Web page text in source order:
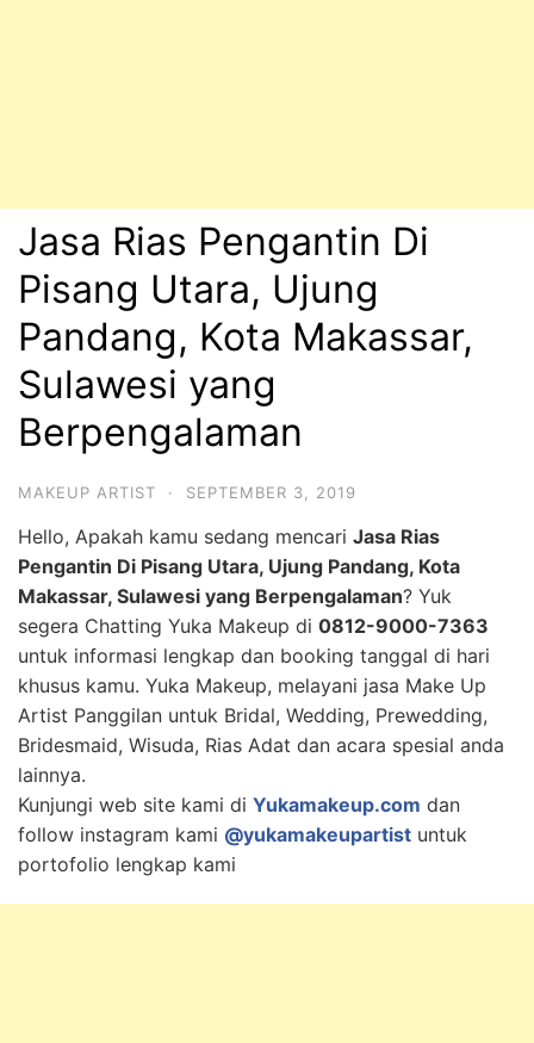
Jasa Rias Pengantin Di
Pisang Utara, Ujung
Pandang, Kota Makassar,
Sulawesi yang
Berpengalaman
MAKEUP ARTIST · SEPTEMBER 3, 2019
Hello, Apakah kamu sedang mencari Jasa Rias
Pengantin Di Pisang Utara, Ujung Pandang, Kota
Makassar, Sulawesi yang Berpengalaman? Yuk
segera Chatting Yuka Makeup di 0812-9000-7363
untuk informasi lengkap dan booking tanggal di hari
khusus kamu. Yuka Makeup, melayani jasa Make Up
Artist Panggilan untuk Bridal, Wedding, Prewedding,
Bridesmaid, Wisuda, Rias Adat dan acara spesial anda
lainnya.
Kunjungi web site kami di Yukamakeup.com dan
follow instagram kami @yukamakeupartist untuk
portofolio lengkap kami